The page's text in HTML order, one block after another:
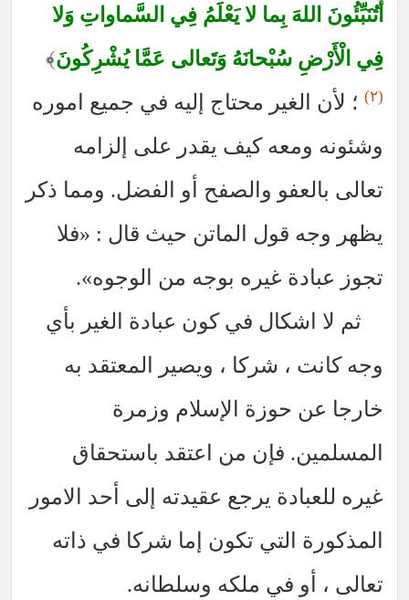
أَتُنَبِّئُونَ اللهَ بِما لا يَعْلَمُ فِي السَّماواتِ وَلا
فِي الْأَرْضِ سُبْحانَهُ وَتَعالى عَمَّا يُشْرِكُونَ﴾
(٢)
؛ لأن الغير محتاج إليه في جميع اموره
وشئونه ومعه كيف يقدر على إلزامه
تعالى بالعفو والصفح أو الفضل. ومما ذكر
يظهر وجه قول الماتن حيث قال : «فلا
تجوز عبادة غيره بوجه من الوجوه».
ثم لا اشكال في كون عبادة الغير بأي
وجه كانت ، شركا ، ويصير المعتقد به
خارجا عن حوزة الإسلام وزمرة
المسلمين. فإن من اعتقد باستحقاق
غيره للعبادة يرجع عقيدته إلى أحد الامور
المذكورة التي تكون إما شركا في ذاته
تعالى ، أو في ملكه وسلطانه.